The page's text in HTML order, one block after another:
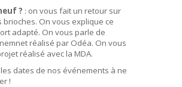
? : on vous fait un retour sur
On vous explique ce
adapté. On vous parle de
réalisé par Odéa. On vous
réalisé avec la MDA.
les dates de nos événements à ne
!